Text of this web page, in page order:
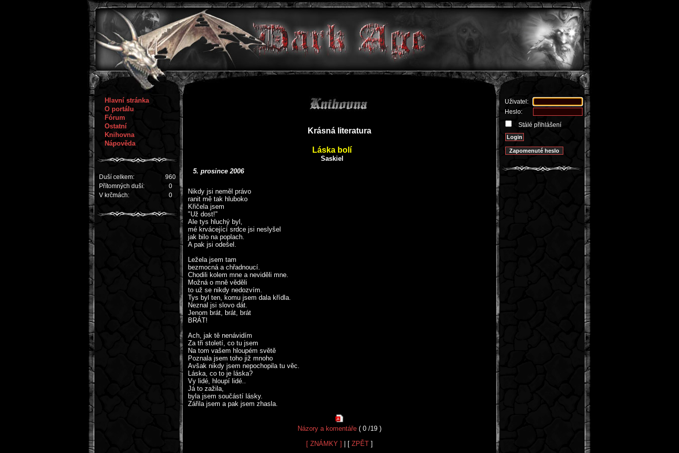
Hlavní stránka
O portálu
Fórum
Ostatní
Knihovna
Nápověda
Duší celkem:
960
Přítomných duší:
0
V krčmách:
0
Krásná literatura
Láska bolí
Saskiel
5. prosince 2006
Nikdy jsi neměl právo
ranit mě tak hluboko
Křičela jsem
"Už dost!"
Ale tys hluchý byl,
mé krvácející srdce jsi neslyšel
jak bilo na poplach.
A pak jsi odešel.
Ležela jsem tam
bezmocná a chřadnoucí.
Chodili kolem mne a neviděli mne.
Možná o mně věděli
to už se nikdy nedozvím.
Tys byl ten, komu jsem dala křídla.
Neznal jsi slovo dát.
Jenom brát, brát, brát
BRÁT!
Ach, jak tě nenávidím
Za tři století, co tu jsem
Na tom vašem hloupém světě
Poznala jsem toho již mnoho
Avšak nikdy jsem nepochopila tu věc.
Láska, co to je láska?
Vy lidé, hloupí lidé..
Já to zažila,
byla jsem součástí lásky.
Zářila jsem a pak jsem zhasla.
Názory a komentáře ( 0 /19 )
[ ZNÁMKY ]
| [ ZPĚT ]
Uživatel:
Heslo:
Stálé přihlášení